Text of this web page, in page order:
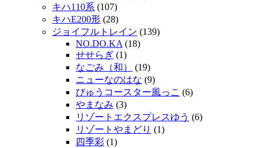
キハ110系 (107)
キハE200形 (28)
ジョイフルトレイン (139)
NO.DO.KA (18)
せせらぎ (1)
なごみ（和）
(19)
ニューなのはな (9)
びゅうコースター風っこ (6)
やまなみ (3)
リゾートエクスプレスゆう (6)
リゾートやまどり (1)
四季彩 (1)